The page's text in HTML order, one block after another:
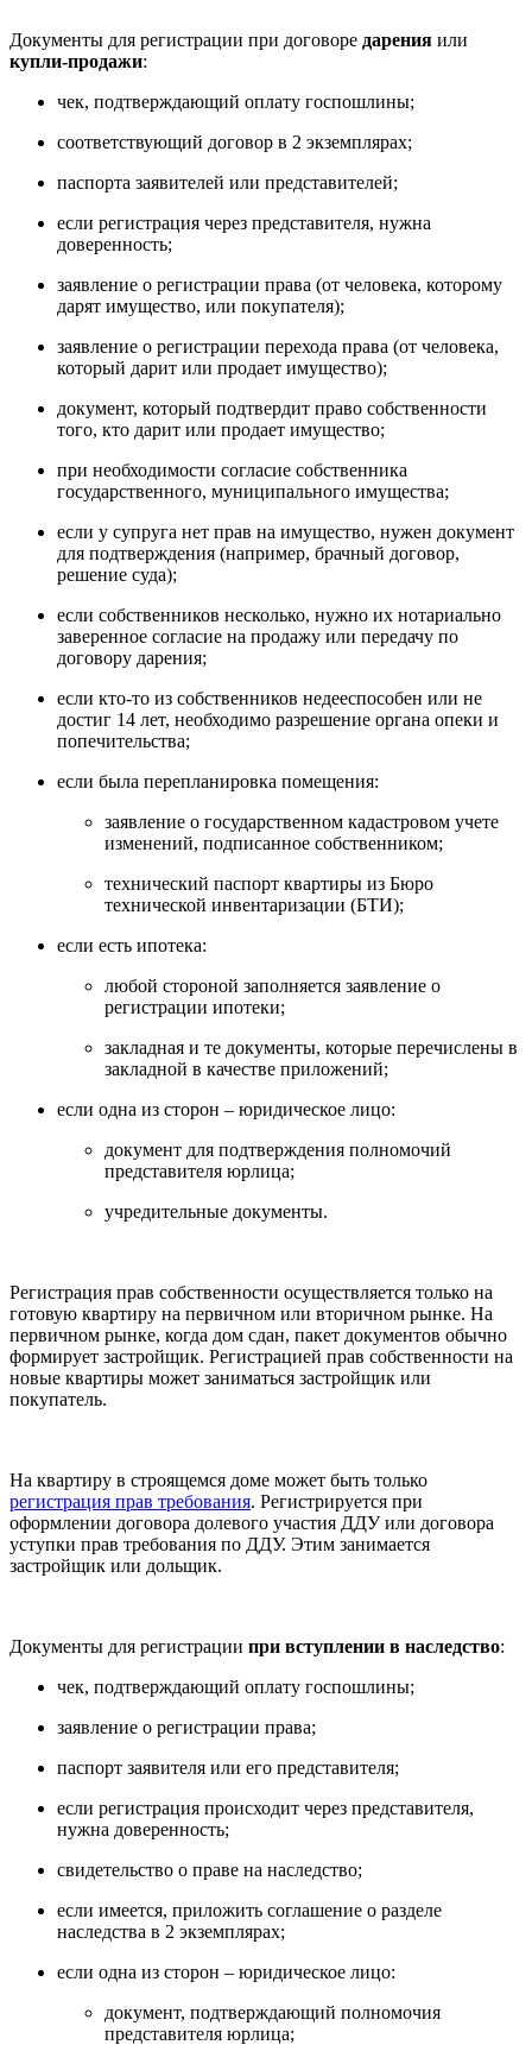
Документы для регистрации при договоре дарения или
купли-продажи:
чек, подтверждающий оплату госпошлины;
соответствующий договор в 2 экземплярах;
паспорта заявителей или представителей;
если регистрация через представителя, нужна
доверенность;
заявление о регистрации права (от человека, которому
дарят имущество, или покупателя);
заявление о регистрации перехода права (от человека,
который дарит или продает имущество);
документ, который подтвердит право собственности
того, кто дарит или продает имущество;
при необходимости согласие собственника
государственного, муниципального имущества;
если у супруга нет прав на имущество, нужен документ
для подтверждения (например, брачный договор,
решение суда);
если собственников несколько, нужно их нотариально
заверенное согласие на продажу или передачу по
договору дарения;
если кто-то из собственников недееспособен или не
достиг 14 лет, необходимо разрешение органа опеки и
попечительства;
если была перепланировка помещения:
заявление о государственном кадастровом учете
изменений, подписанное собственником;
технический паспорт квартиры из Бюро
технической инвентаризации (БТИ);
если есть ипотека:
любой стороной заполняется заявление о
регистрации ипотеки;
закладная и те документы, которые перечислены в
закладной в качестве приложений;
если одна из сторон – юридическое лицо:
документ для подтверждения полномочий
представителя юрлица;
учредительные документы.
Регистрация прав собственности осуществляется только на
готовую квартиру на первичном или вторичном рынке. На
первичном рынке, когда дом сдан, пакет документов обычно
формирует застройщик. Регистрацией прав собственности на
новые квартиры может заниматься застройщик или
покупатель.
На квартиру в строящемся доме может быть только
регистрация прав требования. Регистрируется при
оформлении договора долевого участия ДДУ или договора
уступки прав требования по ДДУ. Этим занимается
застройщик или дольщик.
Документы для регистрации при вступлении в наследство:
чек, подтверждающий оплату госпошлины;
заявление о регистрации права;
паспорт заявителя или его представителя;
если регистрация происходит через представителя,
нужна доверенность;
свидетельство о праве на наследство;
если имеется, приложить соглашение о разделе
наследства в 2 экземплярах;
если одна из сторон – юридическое лицо:
документ, подтверждающий полномочия
представителя юрлица;